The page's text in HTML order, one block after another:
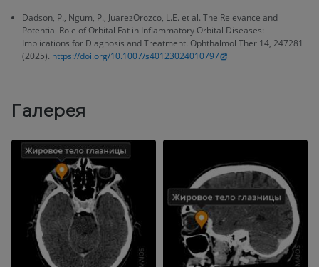
Dadson, P., Ngum, P., JuarezOrozco, L.E. et al. The Relevance and
Potential Role of Orbital Fat in Inflammatory Orbital Diseases:
Implications for Diagnosis and Treatment. Ophthalmol Ther 14, 247281
(2025). https://doi.org/10.1007/s40123024010797
Галерея